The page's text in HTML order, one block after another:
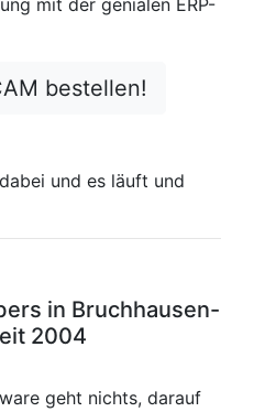
mit der genialen ERP-
bestellen!
und es läuft und
in Bruchhausen-
2004
geht nichts, darauf